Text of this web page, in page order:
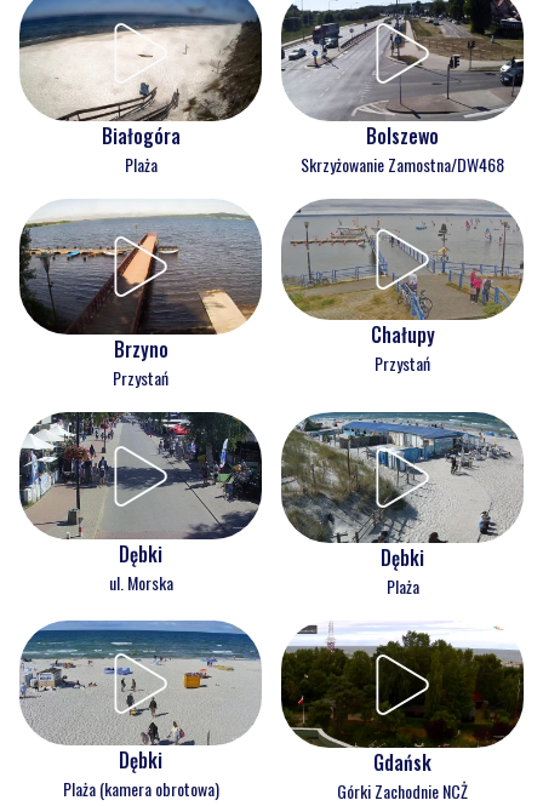
Białogóra
Plaża
Bolszewo
Skrzyżowanie Zamostna/DW468
Brzyno
Przystań
Chałupy
Przystań
Dębki
ul. Morska
Dębki
Plaża
Dębki
Plaża (kamera obrotowa)
Gdańsk
Górki Zachodnie NCŻ